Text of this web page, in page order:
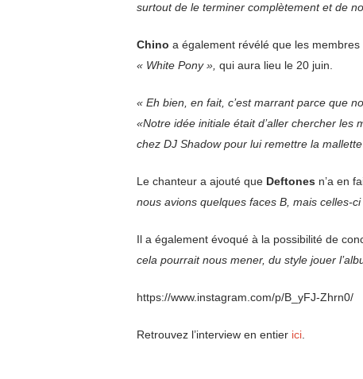
surtout de le terminer complètement et de
Chino a également révélé que les
« White Pony », qui aura lieu le 20 juin.
« Eh bien, en fait, c’est marrant parce que
«Notre idée initiale était d’aller chercher les
chez DJ Shadow pour lui remettre la
Le chanteur a ajouté que Deftones n’a en
nous avions quelques faces B, mais celles-
Il a également évoqué à la possibilité de
cela pourrait nous mener, du style jouer
https://www.instagram.com/p/B_yFJ-Zhrn0/
Retrouvez l’interview en entier ici